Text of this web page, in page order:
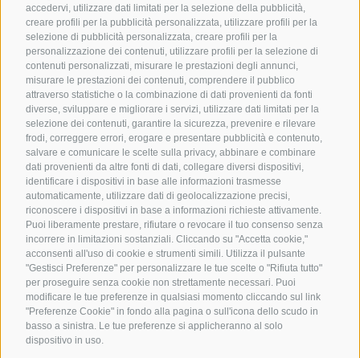
accedervi, utilizzare dati limitati per la selezione della pubblicità,
creare profili per la pubblicità personalizzata, utilizzare profili per la
selezione di pubblicità personalizzata, creare profili per la
personalizzazione dei contenuti, utilizzare profili per la selezione di
contenuti personalizzati, misurare le prestazioni degli annunci,
misurare le prestazioni dei contenuti, comprendere il pubblico
attraverso statistiche o la combinazione di dati provenienti da fonti
diverse, sviluppare e migliorare i servizi, utilizzare dati limitati per la
selezione dei contenuti, garantire la sicurezza, prevenire e rilevare
frodi, correggere errori, erogare e presentare pubblicità e contenuto,
salvare e comunicare le scelte sulla privacy, abbinare e combinare
dati provenienti da altre fonti di dati, collegare diversi dispositivi,
identificare i dispositivi in base alle informazioni trasmesse
automaticamente, utilizzare dati di geolocalizzazione precisi,
riconoscere i dispositivi in base a informazioni richieste attivamente.
Puoi liberamente prestare, rifiutare o revocare il tuo consenso senza
incorrere in limitazioni sostanziali. Cliccando su "Accetta cookie,"
acconsenti all'uso di cookie e strumenti simili. Utilizza il pulsante
"Gestisci Preferenze" per personalizzare le tue scelte o "Rifiuta tutto"
per proseguire senza cookie non strettamente necessari. Puoi
modificare le tue preferenze in qualsiasi momento cliccando sul link
"Preferenze Cookie" in fondo alla pagina o sull'icona dello scudo in
basso a sinistra. Le tue preferenze si applicheranno al solo
dispositivo in uso.